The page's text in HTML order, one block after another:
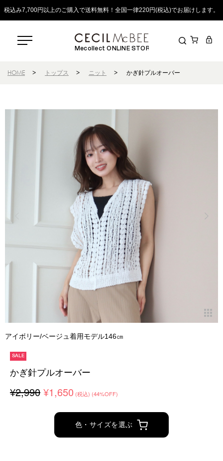
税込み7,700円以上のご購入で送料無料！全国一律220円(税込)でお届けします。
Mecollect ONLINE STORE
HOME > トップス > ニット > かぎ針プルオーバー
アイボリー/ベージュ着用モデル146㎝
SALE
かぎ針プルオーバー
¥2,990 ¥1,650 (税込) (44%OFF)
色・サイズを選ぶ